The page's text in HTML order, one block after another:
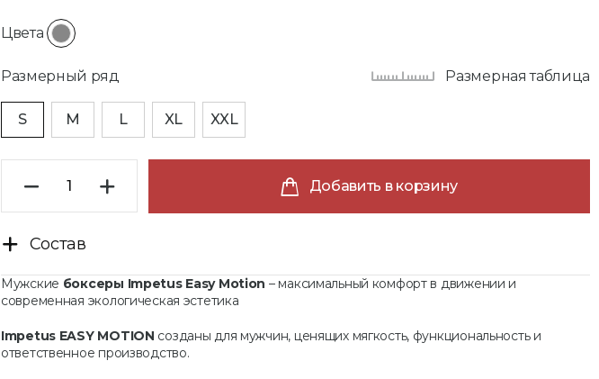
Цвета
Размерный ряд Размерная таблица
S M L XL XXL
Добавить в корзину
Состав
Мужские боксеры Impetus Easy Motion – максимальный комфорт в движении и
современная экологическая эстетика
Impetus EASY MOTION созданы для мужчин, ценящих мягкость, функциональность и
ответственное производство.